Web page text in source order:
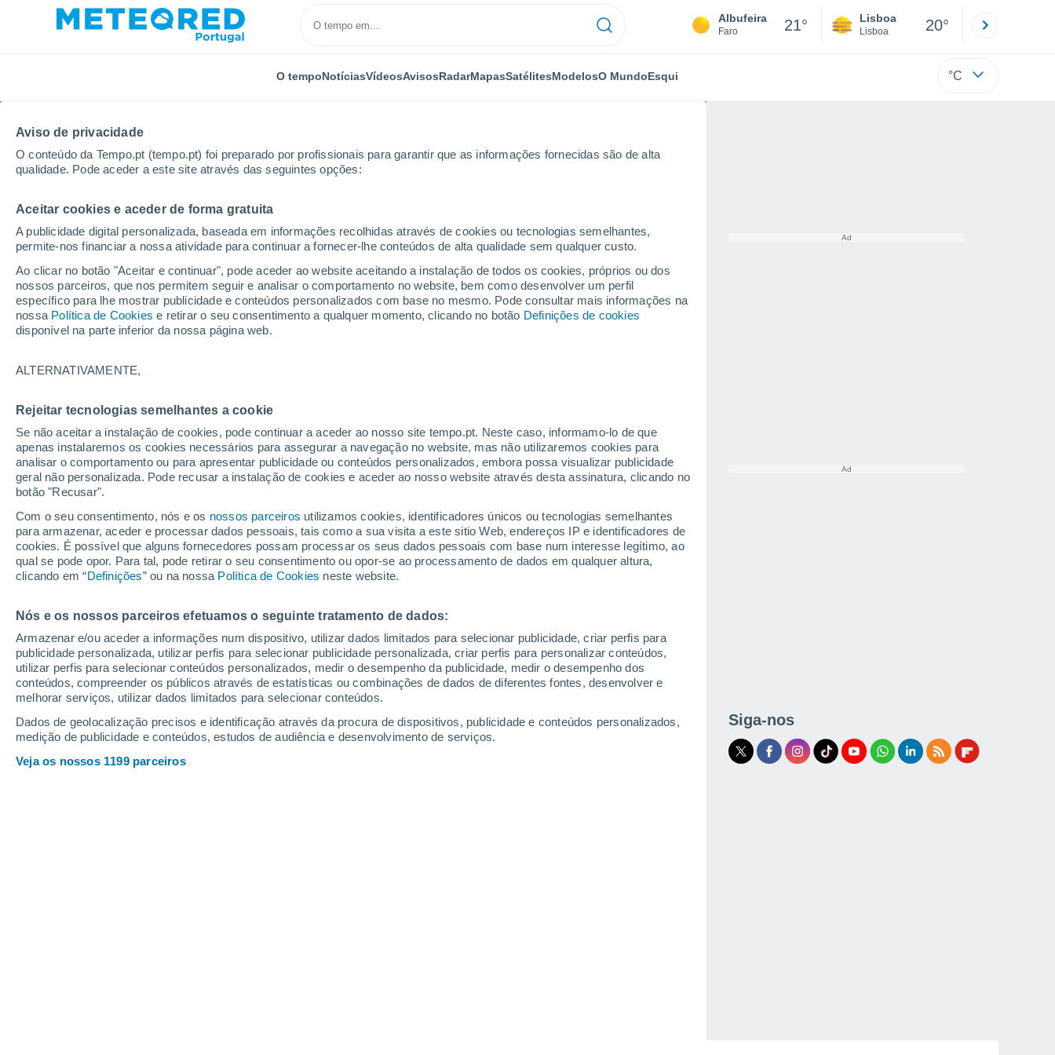
Aviso de privacidade
O conteúdo da Tempo.pt (tempo.pt) foi preparado por profissionais para garantir que as informações fornecidas são de alta
qualidade. Pode aceder a este site através das seguintes opções:
Aceitar cookies e aceder de forma gratuita
A publicidade digital personalizada, baseada em informações recolhidas através de cookies ou tecnologias semelhantes,
permite-nos financiar a nossa atividade para continuar a fornecer-lhe conteúdos de alta qualidade sem qualquer custo.
Ao clicar no botão "Aceitar e continuar", pode aceder ao website aceitando a instalação de todos os cookies, próprios ou dos
nossos parceiros, que nos permitem seguir e analisar o comportamento no website, bem como desenvolver um perfil
específico para lhe mostrar publicidade e conteúdos personalizados com base no mesmo. Pode consultar mais informações na
nossa Política de Cookies e retirar o seu consentimento a qualquer momento, clicando no botão Definições de cookies
disponível na parte inferior da nossa página web.
ALTERNATIVAMENTE,
Rejeitar tecnologias semelhantes a cookie
Se não aceitar a instalação de cookies, pode continuar a aceder ao nosso site tempo.pt. Neste caso, informamo-lo de que
apenas instalaremos os cookies necessários para assegurar a navegação no website, mas não utilizaremos cookies para
analisar o comportamento ou para apresentar publicidade ou conteúdos personalizados, embora possa visualizar publicidade
geral não personalizada. Pode recusar a instalação de cookies e aceder ao nosso website através desta assinatura, clicando no
botão "Recusar".
Com o seu consentimento, nós e os nossos parceiros utilizamos cookies, identificadores únicos ou tecnologias semelhantes
para armazenar, aceder e processar dados pessoais, tais como a sua visita a este sitio Web, endereços IP e identificadores de
cookies. É possível que alguns fornecedores possam processar os seus dados pessoais com base num interesse legítimo, ao
qual se pode opor. Para tal, pode retirar o seu consentimento ou opor-se ao processamento de dados em qualquer altura,
clicando em “Definições” ou na nossa Política de Cookies neste website.
Nós e os nossos parceiros efetuamos o seguinte tratamento de dados:
Armazenar e/ou aceder a informações num dispositivo, utilizar dados limitados para selecionar publicidade, criar perfis para
publicidade personalizada, utilizar perfis para selecionar publicidade personalizada, criar perfis para personalizar conteúdos,
utilizar perfis para selecionar conteúdos personalizados, medir o desempenho da publicidade, medir o desempenho dos
conteúdos, compreender os públicos através de estatísticas ou combinações de dados de diferentes fontes, desenvolver e
melhorar serviços, utilizar dados limitados para selecionar conteúdos.
Dados de geolocalização precisos e identificação através da procura de dispositivos, publicidade e conteúdos personalizados,
medição de publicidade e conteúdos, estudos de audiência e desenvolvimento de serviços.
Veja os nossos 1199 parceiros
Albufeira
Faro 21° Lisboa
Lisboa 20°
O tempoNotíciasVídeosAvisosRadarMapasSatélitesModelosO MundoEsqui °C
Início Canadá Newfoundland
Tempo em Newfoundland
Hoje, 7 agosto Todo o dia Símbolo
15°
10°
Cartwright
10°
Nain
22°
14°
Stephenville
14°
23°
16°
Churchill
Falls
23°
11°
Gander
25°
15°
Labrador
City
20°
Siga-nos